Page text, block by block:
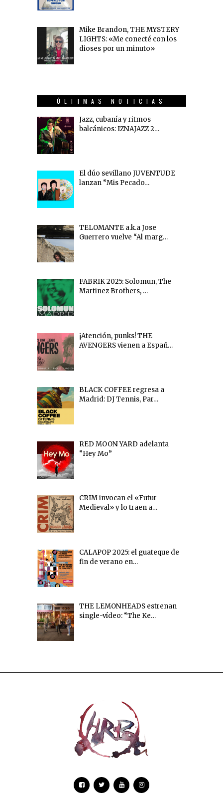
Mike Brandon, THE MYSTERY
LIGHTS: «Me conecté con los
dioses por un minuto»
ÚLTIMAS NOTICIAS
Jazz, cubanía y ritmos
balcánicos: IZNAJAZZ 2…
El dúo sevillano JUVENTUDE
lanzan “Mis Pecado…
TELOMANTE a.k.a Jose
Guerrero vuelve “Al marg…
FABRIK 2025: Solomun, The
Martinez Brothers, …
¡Atención, punks! THE
AVENGERS vienen a Españ…
BLACK COFFEE regresa a
Madrid: DJ Tennis, Par…
RED MOON YARD adelanta
“Hey Mo”
CRIM invocan el «Futur
Medieval» y lo traen a…
CALAPOP 2025: el guateque de
fin de verano en…
THE LEMONHEADS estrenan
single-vídeo: “The Ke…